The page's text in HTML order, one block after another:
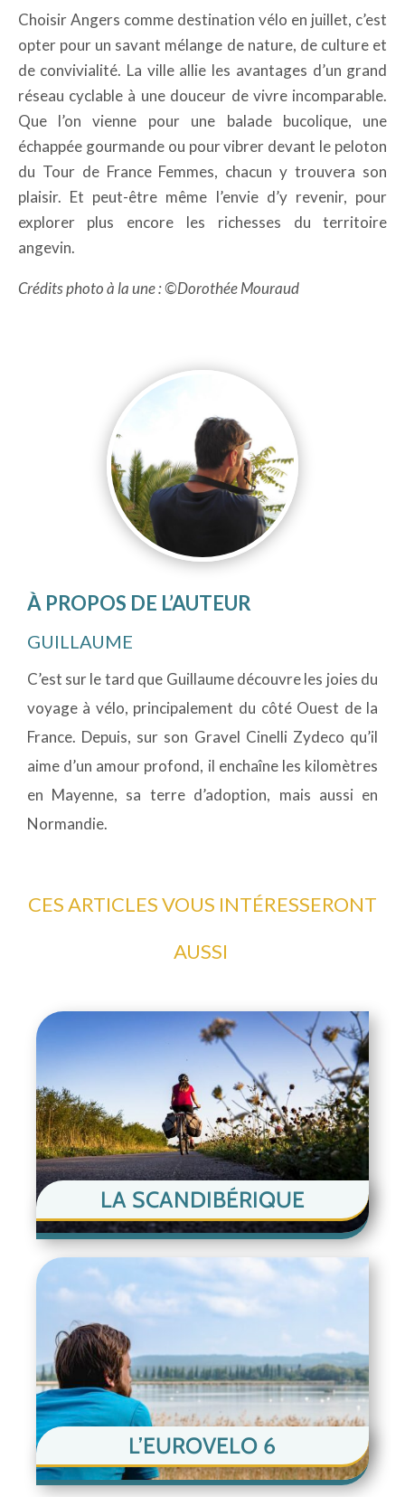
Choisir Angers comme destination vélo en juillet, c’est
opter pour un savant mélange de nature, de culture et
de convivialité. La ville allie les avantages d’un grand
réseau cyclable à une douceur de vivre incomparable.
Que l’on vienne pour une balade bucolique, une
échappée gourmande ou pour vibrer devant le peloton
du Tour de France Femmes, chacun y trouvera son
plaisir. Et peut-être même l’envie d’y revenir, pour
explorer plus encore les richesses du territoire
angevin.
Crédits photo à la une : ©Dorothée Mouraud
À PROPOS DE L’AUTEUR
GUILLAUME
C’est sur le tard que Guillaumedécouvre les joies du
voyage à vélo, principalement du côté Ouest de la
France. Depuis, sur son Gravel Cinelli Zydeco qu’il
aime d’un amour profond, il enchaîne les kilomètres
en Mayenne, sa terre d’adoption, mais aussi en
Normandie.
CES ARTICLES VOUS INTÉRESSERONT
AUSSI
LA SCANDIBÉRIQUE
L’EUROVELO 6